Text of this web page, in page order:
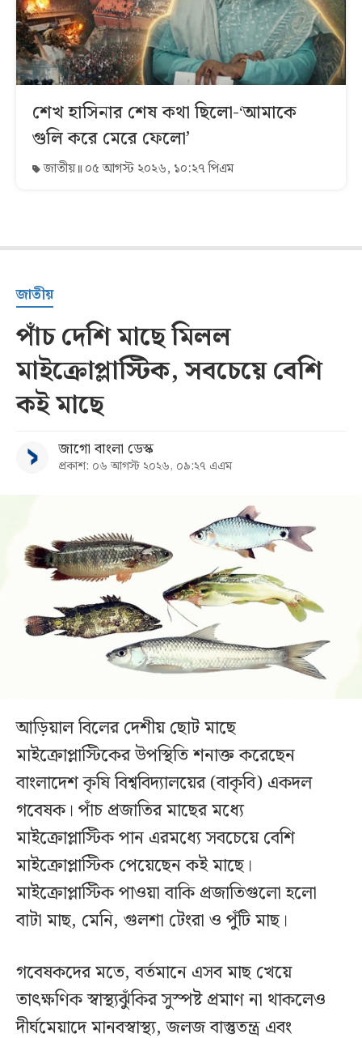
শেখ হাসিনার শেষ কথা ছিলো-‘আমাকে
গুলি করে মেরে ফেলো’
জাতীয় ০৫ আগস্ট ২০২৬, ১০:২৭ পিএম
জাতীয়
পাঁচ দেশি মাছে মিলল
মাইক্রোপ্লাস্টিক, সবচেয়ে বেশি
কই মাছে
জাগো বাংলা ডেস্ক
প্রকাশ: ০৬ আগস্ট ২০২৬, ০৯:২৭ এএম
আড়িয়াল বিলের দেশীয় ছোট মাছে
মাইক্রোপ্লাস্টিকের উপস্থিতি শনাক্ত করেছেন
বাংলাদেশ কৃষি বিশ্ববিদ্যালয়ের (বাকৃবি) একদল
গবেষক। পাঁচ প্রজাতির মাছের মধ্যে
মাইক্রোপ্লাস্টিক পান এরমধ্যে সবচেয়ে বেশি
মাইক্রোপ্লাস্টিক পেয়েছেন কই মাছে।
মাইক্রোপ্লাস্টিক পাওয়া বাকি প্রজাতিগুলো হলো
বাটা মাছ, মেনি, গুলশা টেংরা ও পুঁটি মাছ।
গবেষকদের মতে, বর্তমানে এসব মাছ খেয়ে
তাৎক্ষণিক স্বাস্থ্যঝুঁকির সুস্পষ্ট প্রমাণ না থাকলেও
দীর্ঘমেয়াদে মানবস্বাস্থ্য, জলজ বাস্তুতন্ত্র এবং